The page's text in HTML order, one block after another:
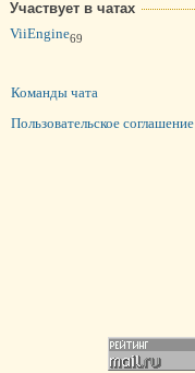
Участвует в чатах
ViiEngine69
Команды чата
Пользовательское соглашение